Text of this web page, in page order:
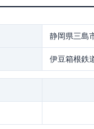
静岡県三島
伊豆箱根鉄